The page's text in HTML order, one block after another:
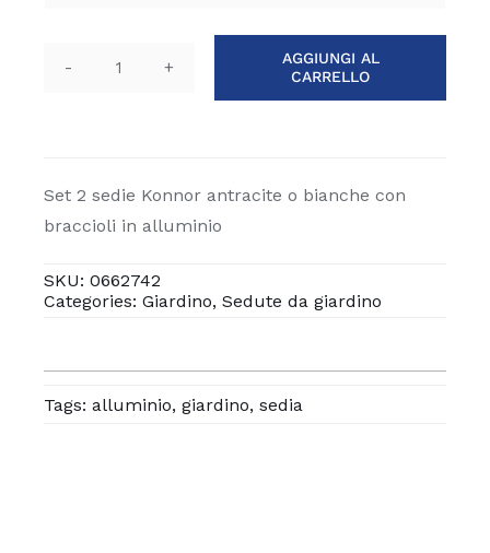
con
braccioli
AGGIUNGI AL
CARRELLO
Set 2 sedie Konnor antracite o bianche con
braccioli in alluminio
SKU: 0662742
Categories: Giardino, Sedute da giardino
Tags: alluminio, giardino, sedia